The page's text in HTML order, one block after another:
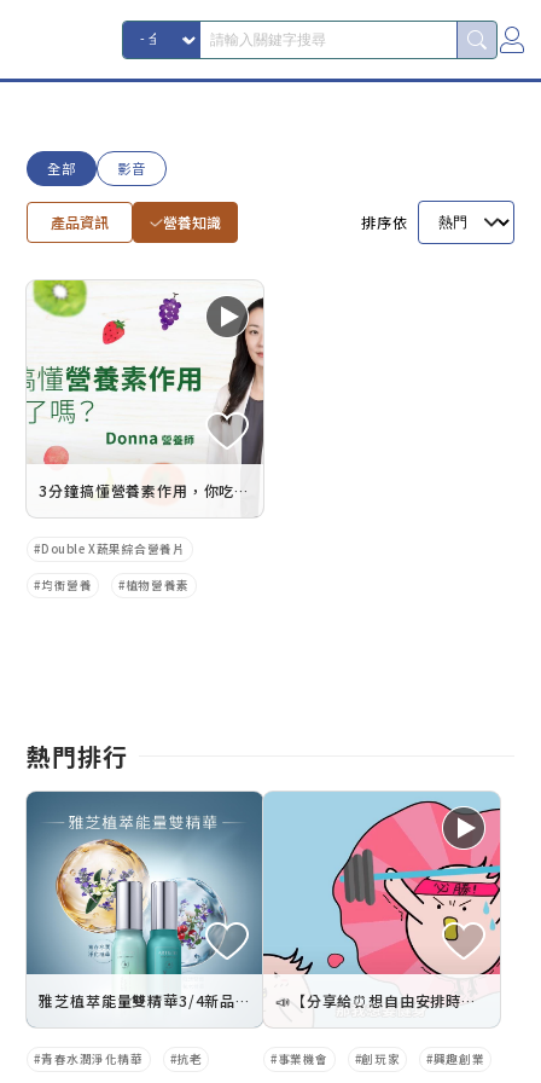
全部 影音
產品資訊 營養知識 排序依
3分鐘搞懂營養素作用，你吃對了嗎？
Double X蔬果綜合營養片
均衡營養 植物營養素
熱門排行
雅芝植萃能量雙精華3/4新品登場
青春水潤淨化精華 抗老
📣【分享給⏰想自由安排時間的捧友】時間自由篇✨
事業機會 創玩家 興趣創業